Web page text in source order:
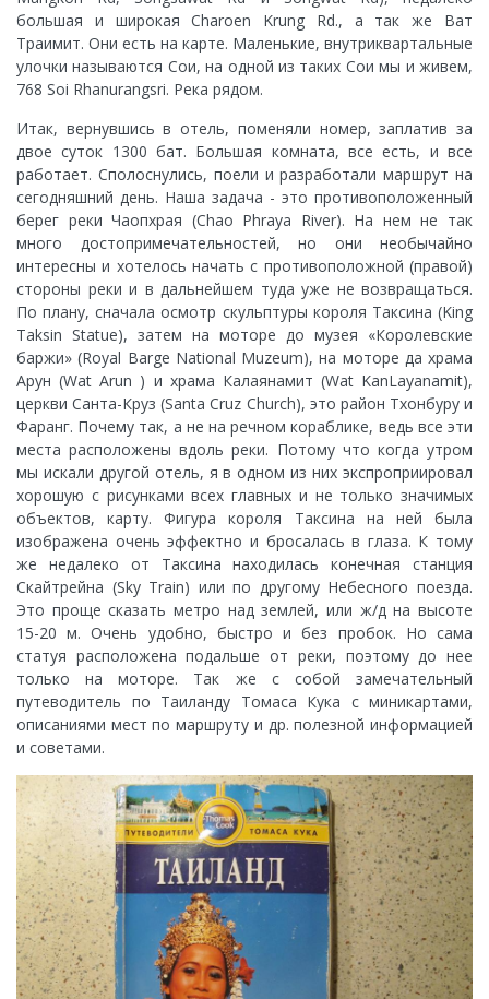
большая и широкая Charoen Krung Rd., а так же Ват
Траимит. Они есть на карте. Маленькие, внутриквартальные
улочки называются Сои, на одной из таких Сои мы и живем,
768 Soi Rhanurangsri. Река рядом.
Итак, вернувшись в отель, поменяли номер, заплатив за
двое суток 1300 бат. Большая комната, все есть, и все
работает. Сполоснулись, поели и разработали маршрут на
сегодняшний день. Наша задача - это противоположенный
берег реки Чаопхрая (Chao Phraya River). На нем не так
много достопримечательностей, но они необычайно
интересны и хотелось начать с противоположной (правой)
стороны реки и в дальнейшем туда уже не возвращаться.
По плану, сначала осмотр скульптуры короля Таксина (King
Taksin Statue), затем на моторе до музея «Королевские
баржи» (Royal Barge National Muzeum), на моторе да храма
Арун (Wat Arun ) и храма Калаянамит (Wat KanLayanamit),
церкви Санта-Круз (Santa Cruz Church), это район Тхонбуру и
Фаранг. Почему так, а не на речном кораблике, ведь все эти
места расположены вдоль реки. Потому что когда утром
мы искали другой отель, я в одном из них экспроприировал
хорошую с рисунками всех главных и не только значимых
объектов, карту. Фигура короля Таксина на ней была
изображена очень эффектно и бросалась в глаза. К тому
же недалеко от Таксина находилась конечная станция
Скайтрейна (Sky Train) или по другому Небесного поезда.
Это проще сказать метро над землей, или ж/д на высоте
15-20 м. Очень удобно, быстро и без пробок. Но сама
статуя расположена подальше от реки, поэтому до нее
только на моторе. Так же с собой замечательный
путеводитель по Таиланду Томаса Кука с миникартами,
описаниями мест по маршруту и др. полезной информацией
и советами.